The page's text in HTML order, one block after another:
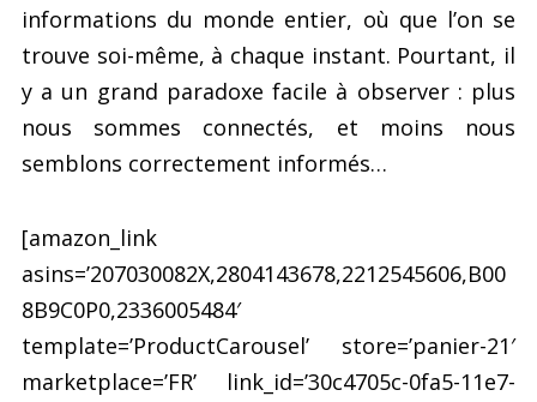
informations du monde entier, où que l’on se
trouve soi-même, à chaque instant. Pourtant, il
y a un grand paradoxe facile à observer : plus
nous sommes connectés, et moins nous
semblons correctement informés…
[amazon_link
asins=’207030082X,2804143678,2212545606,B00
8B9C0P0,2336005484′
template=’ProductCarousel’ store=’panier-21′
marketplace=’FR’ link_id=’30c4705c-0fa5-11e7-